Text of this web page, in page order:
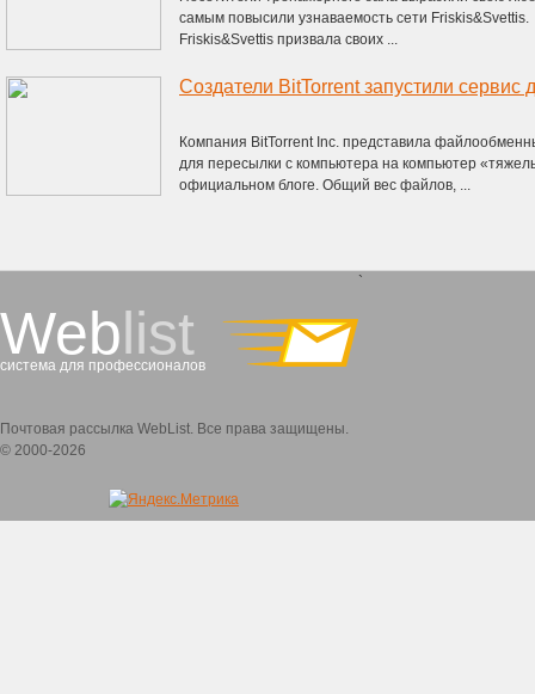
самым повысили узнаваемость сети
Friskis&Svettis призвала своих ...
Компания BitTorrent Inc. представила
для пересылки с компьютера на компьютер
официальном блоге. Общий вес файлов, ...
Weblist
система для профессионалов
`
Почтовая рассылка WebList. Все права защищены.
© 2000-2026